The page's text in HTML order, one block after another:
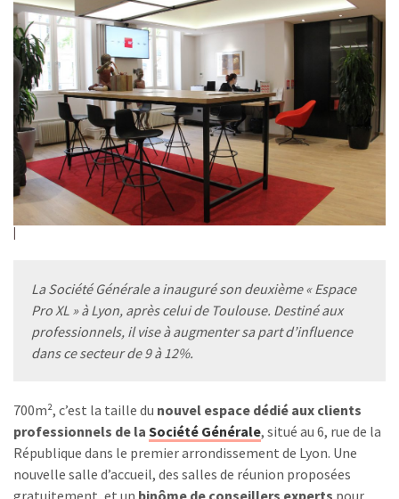
La Société Générale a inauguré son deuxième « Espace
Pro XL » à Lyon, après celui de Toulouse. Destiné aux
professionnels, il vise à augmenter sa part d’influence
dans ce secteur de 9 à 12%.
700m², c’est la taille du nouvel espace dédié aux clients
professionnels de la Société Générale, situé au 6, rue de la
République dans le premier arrondissement de Lyon. Une
nouvelle salle d’accueil, des salles de réunion proposées